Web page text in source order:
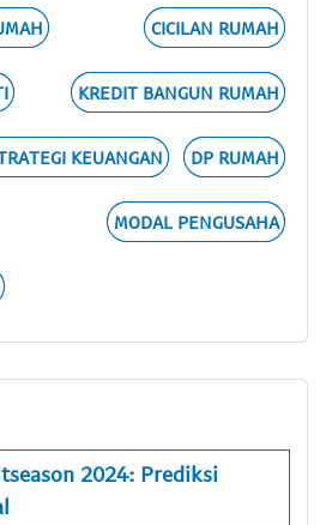
CICILAN RUMAH
KREDIT BANGUN RUMAH
KEUANGAN DP RUMAH
MODAL PENGUSAHA
2024: Prediksi